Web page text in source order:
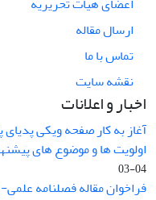
ارسال مقاله
تماس با ما
نقشه سایت
اخبار و اعلانات
آغاز به کار صفحه ویکی
اولویت ها و موضوع های
04-03
فراخوان مقاله فصلنامه